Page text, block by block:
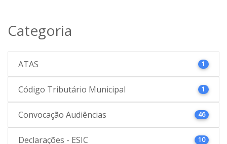
Categoria
ATAS 1
Código Tributário Municipal 1
Convocação Audiências 46
Declarações - ESIC 10